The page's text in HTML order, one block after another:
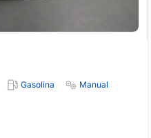
Gasolina
Manual